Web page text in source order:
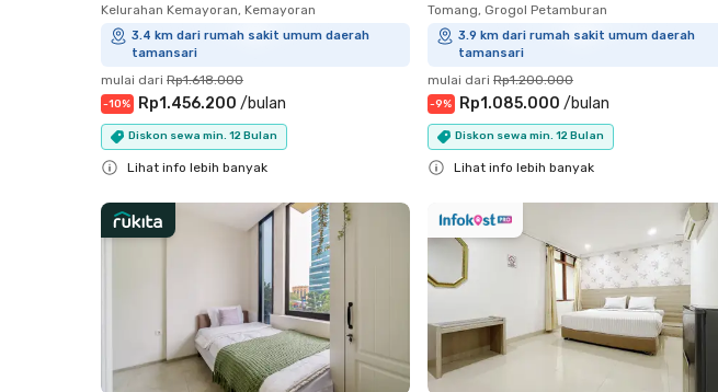
Kelurahan Kemayoran, Kemayoran
3.4 km dari rumah sakit umum daerah
tamansari
mulai dari Rp1.618.000
-10% Rp1.456.200 /bulan
Diskon sewa min. 12 Bulan
Lihat info lebih banyak
Tomang, Grogol Petamburan
3.9 km dari rumah sakit umum daerah
tamansari
mulai dari Rp1.200.000
-9% Rp1.085.000 /bulan
Diskon sewa min. 12 Bulan
Lihat info lebih banyak